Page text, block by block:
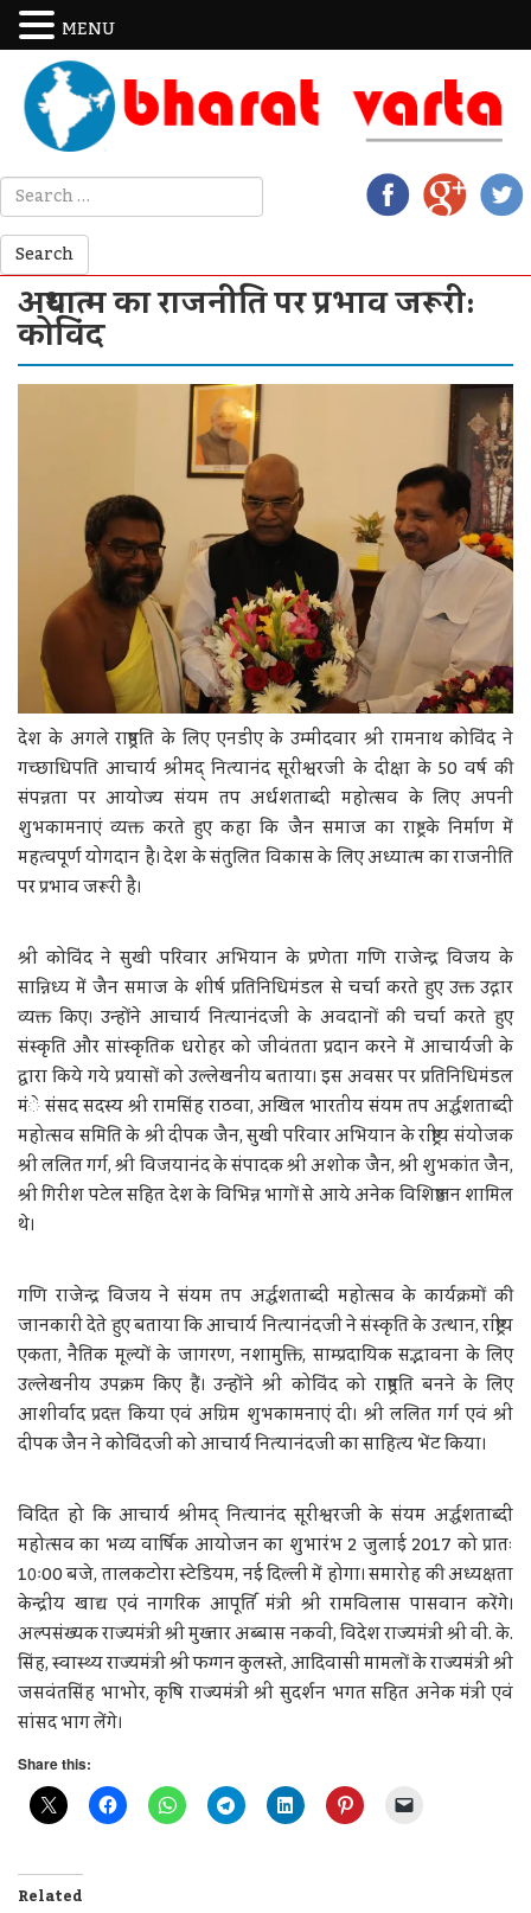
अध्यात्म का राजनीति पर प्रभाव जरूरी:
कोविंद
देश के अगले राष्ट्रपति के लिए एनडीए के उम्मीदवार श्री रामनाथ कोविंद ने
गच्छाधिपति आचार्य श्रीमद् नित्यानंद सूरीश्वरजी के दीक्षा के 50 वर्ष की
संपन्नता पर आयोज्य संयम तप अर्धशताब्दी महोत्सव के लिए अपनी
शुभकामनाएं व्यक्त करते हुए कहा कि जैन समाज का राष्ट्र के निर्माण में
महत्वपूर्ण योगदान है। देश के संतुलित विकास के लिए अध्यात्म का राजनीति
पर प्रभाव जरूरी है।
श्री कोविंद ने सुखी परिवार अभियान के प्रणेता गणि राजेन्द्र विजय के
सान्निध्य में जैन समाज के शीर्ष प्रतिनिधिमंडल से चर्चा करते हुए उक्त उद्गार
व्यक्त किए। उन्होंने आचार्य नित्यानंदजी के अवदानों की चर्चा करते हुए
संस्कृति और सांस्कृतिक धरोहर को जीवंतता प्रदान करने में आचार्यजी के
द्वारा किये गये प्रयासों को उल्लेखनीय बताया। इस अवसर पर प्रतिनिधिमंडल
मंे संसद सदस्य श्री रामसिंह राठवा, अखिल भारतीय संयम तप अर्द्धशताब्दी
महोत्सव समिति के श्री दीपक जैन, सुखी परिवार अभियान के राष्ट्रीय संयोजक
श्री ललित गर्ग, श्री विजयानंद के संपादक श्री अशोक जैन, श्री शुभकांत जैन,
श्री गिरीश पटेल सहित देश के विभिन्न भागों से आये अनेक विशिष्टजन शामिल
थे।
गणि राजेन्द्र विजय ने संयम तप अर्द्धशताब्दी महोत्सव के कार्यक्रमों की
जानकारी देते हुए बताया कि आचार्य नित्यानंदजी ने संस्कृति के उत्थान, राष्ट्रीय
एकता, नैतिक मूल्यों के जागरण, नशामुक्ति, साम्प्रदायिक सद्भावना के लिए
उल्लेखनीय उपक्रम किए हैं। उन्होंने श्री कोविंद को राष्ट्रपति बनने के लिए
आशीर्वाद प्रदत्त किया एवं अग्रिम शुभकामनाएं दी। श्री ललित गर्ग एवं श्री
दीपक जैन ने कोविंदजी को आचार्य नित्यानंदजी का साहित्य भेंट किया।
विदित हो कि आचार्य श्रीमद् नित्यानंद सूरीश्वरजी के संयम अर्द्धशताब्दी
महोत्सव का भव्य वार्षिक आयोजन का शुभारंभ 2 जुलाई 2017 को प्रातः
10ः00 बजे, तालकटोरा स्टेडियम, नई दिल्ली में होगा। समारोह की अध्यक्षता
केन्द्रीय खाद्य एवं नागरिक आपूर्ति मंत्री श्री रामविलास पासवान करेंगे।
अल्पसंख्यक राज्यमंत्री श्री मुख्तार अब्बास नकवी, विदेश राज्यमंत्री श्री वी. के.
सिंह, स्वास्थ्य राज्यमंत्री श्री फग्गन कुलस्ते, आदिवासी मामलों के राज्यमंत्री श्री
जसवंतसिंह भाभोर, कृषि राज्यमंत्री श्री सुदर्शन भगत सहित अनेक मंत्री एवं
सांसद भाग लेंगे।
Share this:
Related
MENU